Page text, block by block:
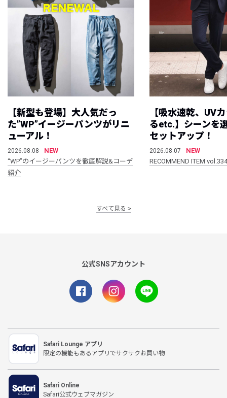
【新型も登場】大人気だっ
た”WP”イージーパンツがリニ
ューアル！
2026.08.08
NEW
“WP”のイージーパンツを徹底解説&コーデ
紹介
【吸水速乾、UV
るetc.】シーンを
セットアップ！
2026.08.07
NEW
RECOMMEND ITEM vol.334
すべて見る
公式SNSアカウント
Safari Lounge アプリ
限定の機能もあるアプリでサクサクお買い物
Safari Online
Safari公式ウェブマガジン